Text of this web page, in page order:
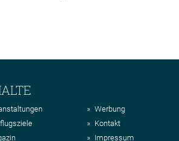
Werbung
Kontakt
Impressum